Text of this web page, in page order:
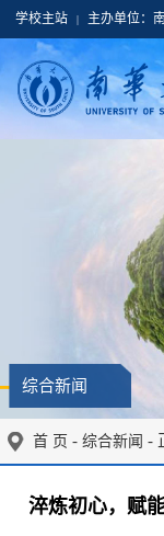
学校主站 | 主办单位：
综合新闻
首 页 - 综合新闻 -
淬炼初心，赋